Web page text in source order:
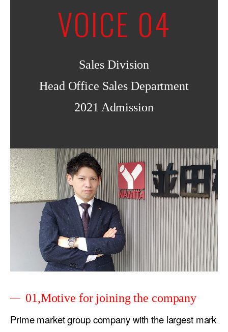
VOICE 04
Sales Division
Head Office Sales Department
2021 Admission
01,Motive for joining the company
Prime market group company with the largest mark